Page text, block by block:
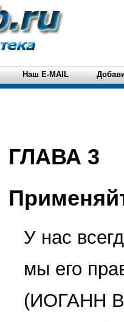
Наш E-MAIL
ГЛАВА 3
У нас
мы его
(ИОГАНН